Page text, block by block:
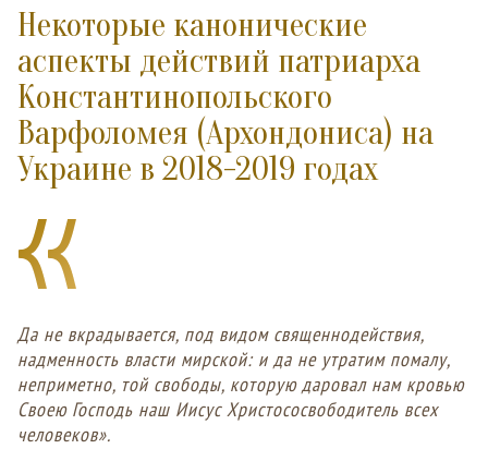
Некоторые канонические
аспекты действий патриарха
Константинопольского
Варфоломея (Архондониса) на
Украине в 2018-2019 годах
Да не вкрадывается, под видом священнодействия,
надменность власти мирской: и да не утратим помалу,
неприметно, той свободы, которую даровал нам кровью
Своею Господь наш Иисус Христососвободитель всех
человеков».